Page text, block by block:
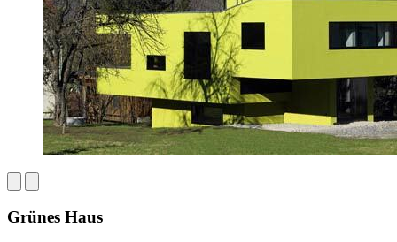
Grünes Haus